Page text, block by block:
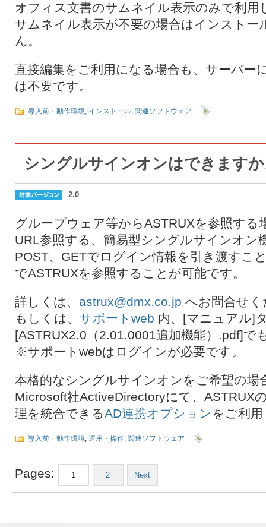
オフィス文書のサムネイル表示のみで利用
サムネイル表示が不要の場合はインストー
ん。
直接編集をご利用になる場合も、サーバー
は不要です。
導入前・動作環境, インストール, 関連ソフトウェア
シングルサインオンはできます
2.0
グループウェア等からASTRUXを参照する
URL参照する、簡易型シングルサインオン
POST、GETでログイン情報を引き渡すこ
でASTRUXを参照することが可能です。
詳しくは、 astrux@dmx.co.jp へお問合せく
もしくは、 サポートweb 内、[マニュアル]
[ASTRUX2.0（2.01.0001追加機能）.pdf]で
※サポートwebはログインが必要です。
本格的なシングルサインオンをご希望の場
Microsoft社ActiveDirectoryにて、ASTRUX
理を統合できるAD連携オプション をご利
導入前・動作環境, 運用・操作, 関連ソフトウェア
Pages: 1 2 Next